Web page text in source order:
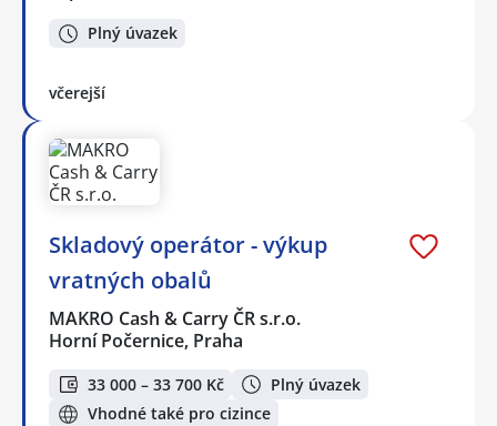
Plný úvazek
včerejší
Skladový operátor - výkup
vratných obalů
MAKRO Cash & Carry ČR s.r.o.
Horní Počernice, Praha
33 000 – 33 700 Kč
Plný úvazek
Vhodné také pro cizince